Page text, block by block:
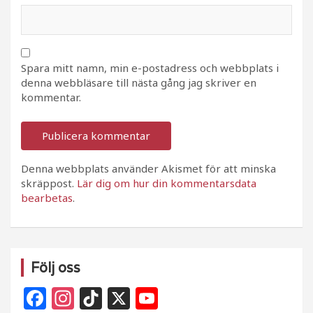
Spara mitt namn, min e-postadress och webbplats i
denna webbläsare till nästa gång jag skriver en
kommentar.
Denna webbplats använder Akismet för att minska
skräppost. Lär dig om hur din kommentarsdata
bearbetas.
Följ oss
F In Ti X